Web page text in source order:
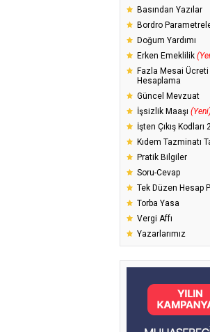
Basından Yazılar
Bordro
Doğum Yardımı
Erken Emeklilik
Fazla Mesai Ücreti
Hesaplama
Güncel Mevzuat
İşsizlik Maaşı
İşten Çıkış Kodları
Kıdem Tazminatı
Pratik Bilgiler
Soru-Cevap
Tek Düzen Hesap
Torba Yasa
Vergi Affı
Yazarlarımız